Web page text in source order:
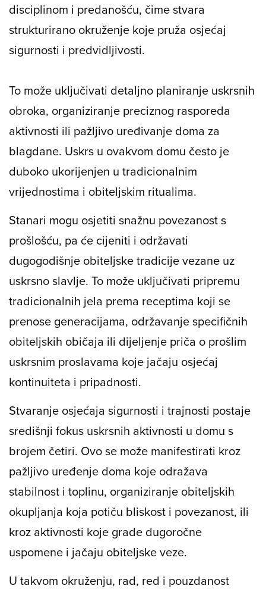
disciplinom i predanošću, čime stvara
strukturirano okruženje koje pruža osjećaj
sigurnosti i predvidljivosti.
To može uključivati detaljno planiranje uskrsnih
obroka, organiziranje preciznog rasporeda
aktivnosti ili pažljivo uređivanje doma za
blagdane. Uskrs u ovakvom domu često je
duboko ukorijenjen u tradicionalnim
vrijednostima i obiteljskim ritualima.
Stanari mogu osjetiti snažnu povezanost s
prošlošću, pa će cijeniti i održavati
dugogodišnje obiteljske tradicije vezane uz
uskrsno slavlje. To može uključivati pripremu
tradicionalnih jela prema receptima koji se
prenose generacijama, održavanje specifičnih
obiteljskih običaja ili dijeljenje priča o prošlim
uskrsnim proslavama koje jačaju osjećaj
kontinuiteta i pripadnosti.
Stvaranje osjećaja sigurnosti i trajnosti postaje
središnji fokus uskrsnih aktivnosti u domu s
brojem četiri. Ovo se može manifestirati kroz
pažljivo uređenje doma koje odražava
stabilnost i toplinu, organiziranje obiteljskih
okupljanja koja potiču bliskost i povezanost, ili
kroz aktivnosti koje grade dugoročne
uspomene i jačaju obiteljske veze.
U takvom okruženju, rad, red i pouzdanost